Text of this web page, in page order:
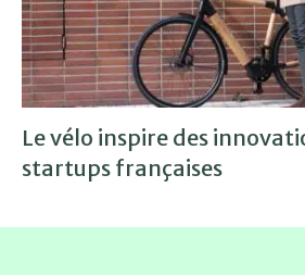
Le vélo inspire des
startups françaises